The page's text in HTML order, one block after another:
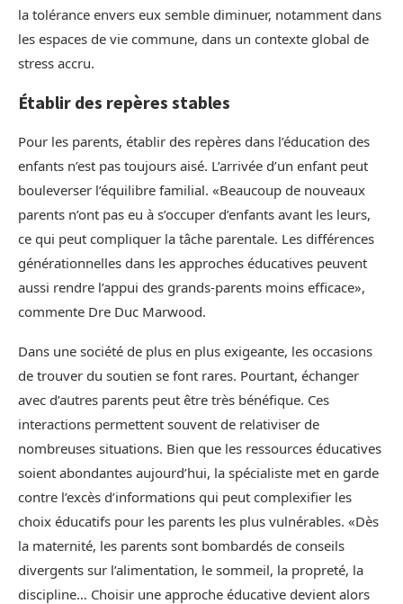
la tolérance envers eux semble diminuer, notamment dans
les espaces de vie commune, dans un contexte global de
stress accru.
Établir des repères stables
Pour les parents, établir des repères dans l’éducation des
enfants n’est pas toujours aisé. L’arrivée d’un enfant peut
bouleverser l’équilibre familial. «Beaucoup de nouveaux
parents n’ont pas eu à s’occuper d’enfants avant les leurs,
ce qui peut compliquer la tâche parentale. Les différences
générationnelles dans les approches éducatives peuvent
aussi rendre l’appui des grands-parents moins efficace»,
commente Dre Duc Marwood.
Dans une société de plus en plus exigeante, les occasions
de trouver du soutien se font rares. Pourtant, échanger
avec d’autres parents peut être très bénéfique. Ces
interactions permettent souvent de relativiser de
nombreuses situations. Bien que les ressources éducatives
soient abondantes aujourd’hui, la spécialiste met en garde
contre l’excès d’informations qui peut complexifier les
choix éducatifs pour les parents les plus vulnérables. «Dès
la maternité, les parents sont bombardés de conseils
divergents sur l’alimentation, le sommeil, la propreté, la
discipline… Choisir une approche éducative devient alors